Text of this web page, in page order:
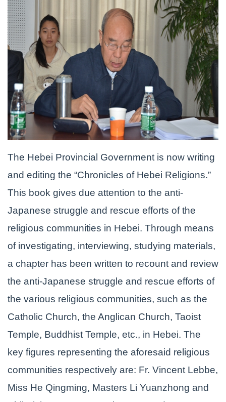
The Hebei Provincial Government is now writing
and editing the “Chronicles of Hebei Religions.”
This book gives due attention to the anti-
Japanese struggle and rescue efforts of the
religious communities in Hebei. Through means
of investigating, interviewing, studying materials,
a chapter has been written to recount and review
the anti-Japanese struggle and rescue efforts of
the various religious communities, such as the
Catholic Church, the Anglican Church, Taoist
Temple, Buddhist Temple, etc., in Hebei. The
key figures representing the aforesaid religious
communities respectively are: Fr. Vincent Lebbe,
Miss He Qingming, Masters Li Yuanzhong and